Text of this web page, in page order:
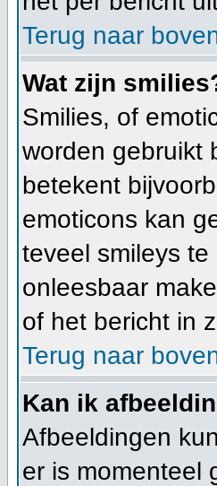
Terug naar
Wat zijn
Smilies, of
worden gebruikt
betekent
emoticons kan
teveel smileys
onleesbaar
of het bericht in
Terug naar
Kan ik
Afbeeldingen
er is momenteel